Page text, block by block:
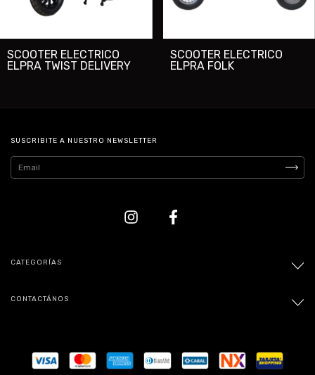
SCOOTER ELECTRICO
ELPRA TWIST DELIVERY
SCOOTER ELECTRICO
ELPRA FOLK
SUSCRIBITE A NUESTRO NEWSLETTER
CATEGORÍAS
CONTACTÁNOS